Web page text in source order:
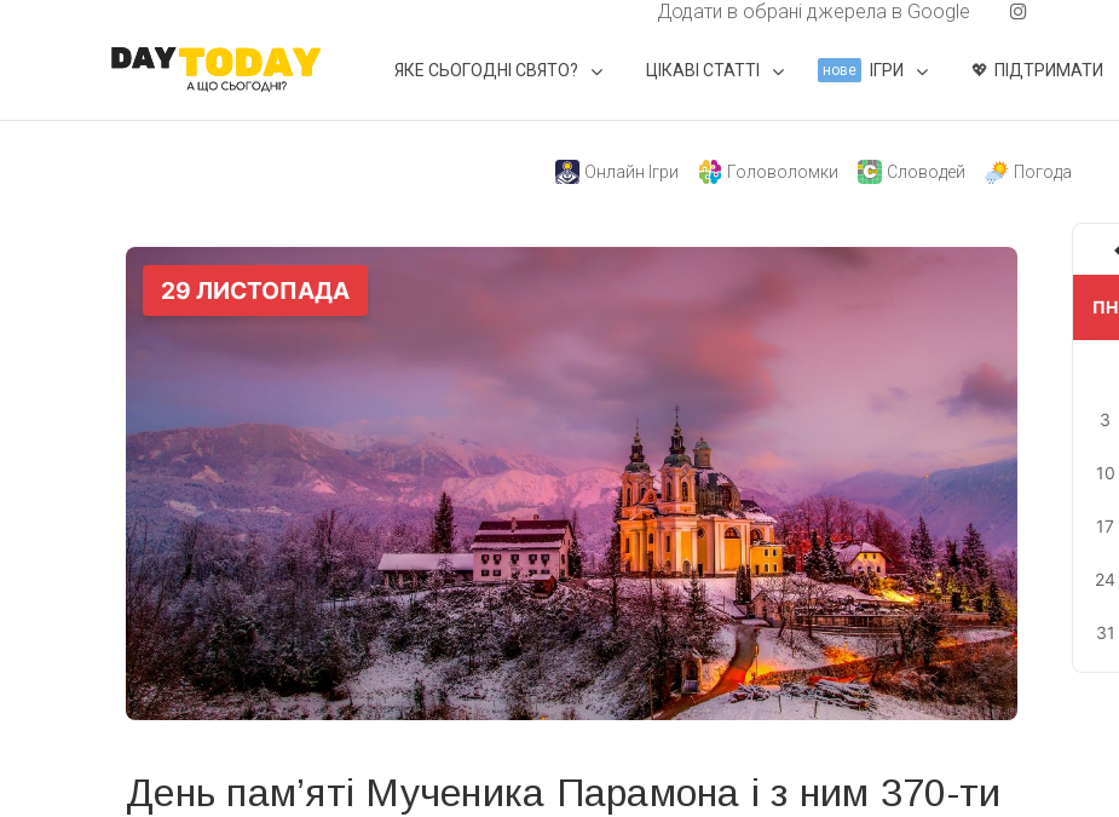
Додати в обрані джерела в Google
ЯКЕ СЬОГОДНІ СВЯТО? ЦІКАВІ СТАТТІ нове ІГРИ ПІДТРИМАТИ
Онлайн Ігри Головоломки Словодей Погода
День пам’яті Мученика Парамона і з ним 370-ти
ПН
3
10
17
24
31